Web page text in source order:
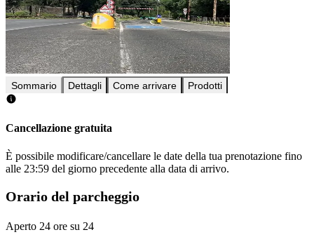
Sommario Dettagli Come arrivare Prodotti
Cancellazione gratuita
È possibile modificare/cancellare le date della tua prenotazione fino
alle 23:59 del giorno precedente alla data di arrivo.
Orario del parcheggio
Aperto 24 ore su 24